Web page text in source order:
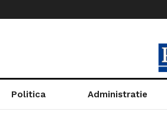
Politica Administratie